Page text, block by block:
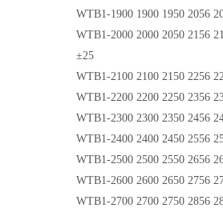
WTB1-1900 1900 1950 2056
WTB1-2000 2000 2050 2156
±25
WTB1-2100 2100 2150 2256
WTB1-2200 2200 2250 2356
WTB1-2300 2300 2350 2456
WTB1-2400 2400 2450 2556
WTB1-2500 2500 2550 2656
WTB1-2600 2600 2650 2756
WTB1-2700 2700 2750 2856